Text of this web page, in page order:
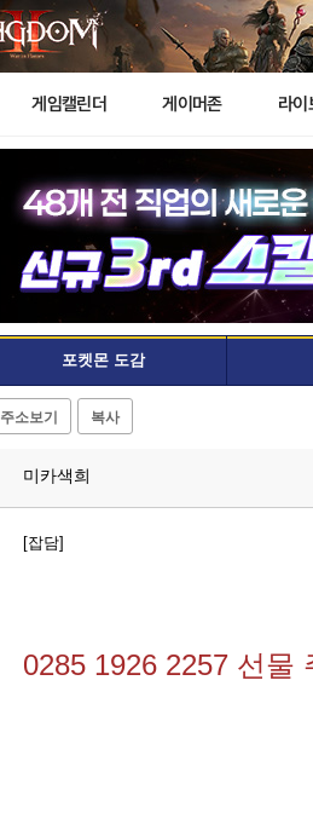
게임캘린더 게이머존 라이
포켓몬 도감
주소보기 복사
미카색희
[잡담]
0285 1926 2257 선물